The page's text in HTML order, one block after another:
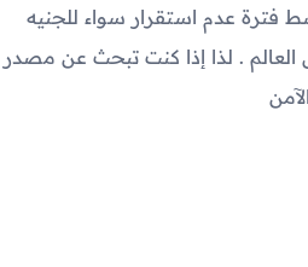
فترة عدم استقرار سواء للجنيه
. لذا إذا كنت تبحث عن مصدر